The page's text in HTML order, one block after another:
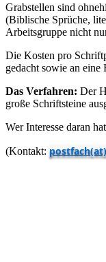
Grabstellen sind
(Biblische Sprüche,
Arbeitsgruppe nicht
Die Kosten pro
gedacht sowie an
Das Verfahren: Der
große Schriftsteine
Wer Interesse daran
(Kontakt: